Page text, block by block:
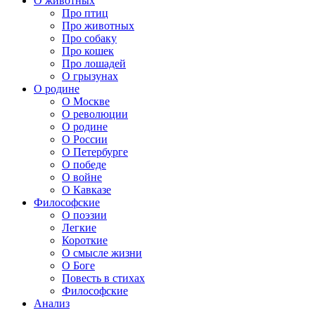
Про птиц
Про животных
Про собаку
Про кошек
Про лошадей
О грызунах
О родине
О Москве
О революции
О родине
О России
О Петербурге
О победе
О войне
О Кавказе
Философские
О поэзии
Легкие
Короткие
О смысле жизни
О Боге
Повесть в стихах
Философские
Анализ